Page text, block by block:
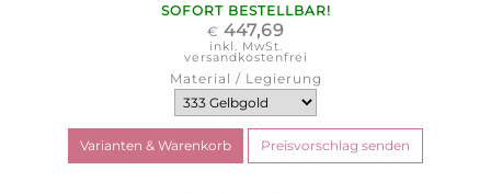
SOFORT BESTELLBAR!
€ 447,69
inkl. MwSt.
versandkostenfrei
Material / Legierung